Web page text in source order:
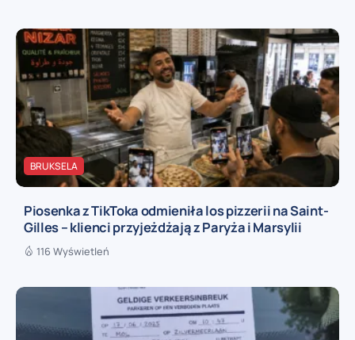
BRUKSELA
Piosenka z TikToka odmieniła los pizzerii na Saint-
Gilles – klienci przyjeżdżają z Paryża i Marsylii
116 Wyświetleń